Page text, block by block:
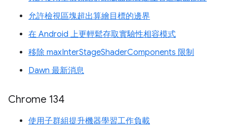
允許檢視區塊超出算繪目標的邊界
在 Android 上更輕鬆存取實驗性相容模式
移除 maxInterStageShaderComponents 限制
Dawn 最新消息
Chrome 134
使用子群組提升機器學習工作負載